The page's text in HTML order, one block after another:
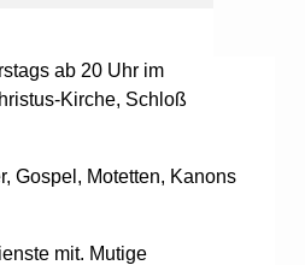
ab 20 Uhr im
Kirche, Schloß
Gospel, Motetten, Kanons
mit. Mutige